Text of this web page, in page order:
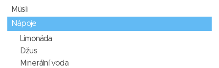
Müsli
Nápoje
Limonáda
Džus
Minerální voda